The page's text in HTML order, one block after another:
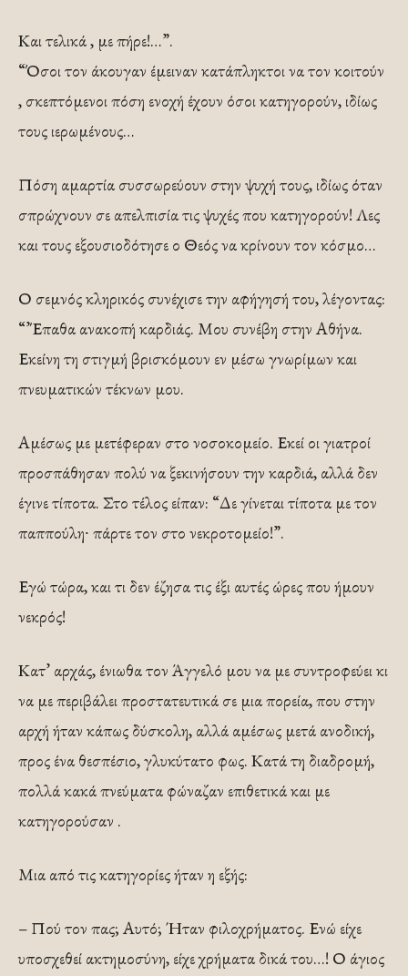
Και τελικά , με πήρε!…”.
“Όσοι τον άκουγαν έμειναν κατάπληκτοι να τον κοιτούν
, σκεπτόμενοι πόση ενοχή έχουν όσοι κατηγορούν, ιδίως
τους ιερωμένους…
Πόση αμαρτία συσσωρεύουν στην ψυχή τους, ιδίως όταν
σπρώχνουν σε απελπισία τις ψυχές που κατηγορούν! Λες
και τους εξουσιοδότησε ο Θεός να κρίνουν τον κόσμο…
Ο σεμνός κληρικός συνέχισε την αφήγησή του, λέγοντας:
“’Έπαθα ανακοπή καρδιάς. Μου συνέβη στην Αθήνα.
Εκείνη τη στιγμή βρισκόμουν εν μέσω γνωρίμων και
πνευματικών τέκνων μου.
Αμέσως με μετέφεραν στο νοσοκομείο. Εκεί οι γιατροί
προσπάθησαν πολύ να ξεκινήσουν την καρδιά, αλλά δεν
έγινε τίποτα. Στο τέλος είπαν: “Δε γίνεται τίποτα με τον
παππούλη∙ πάρτε τον στο νεκροτομείο!”.
Εγώ τώρα, και τι δεν έζησα τις έξι αυτές ώρες που ήμουν
νεκρός!
Κατ’ αρχάς, ένιωθα τον Άγγελό μου να με συντροφεύει κι
να με περιβάλει προστατευτικά σε μια πορεία, που στην
αρχή ήταν κάπως δύσκολη, αλλά αμέσως μετά ανοδική,
προς ένα θεσπέσιο, γλυκύτατο φως. Κατά τη διαδρομή,
πολλά κακά πνεύματα φώναζαν επιθετικά και με
κατηγορούσαν .
Μια από τις κατηγορίες ήταν η εξής:
– Πού τον πας; Αυτό; Ήταν φιλοχρήματος. Ενώ είχε
υποσχεθεί ακτημοσύνη, είχε χρήματα δικά του…! Ο άγιος